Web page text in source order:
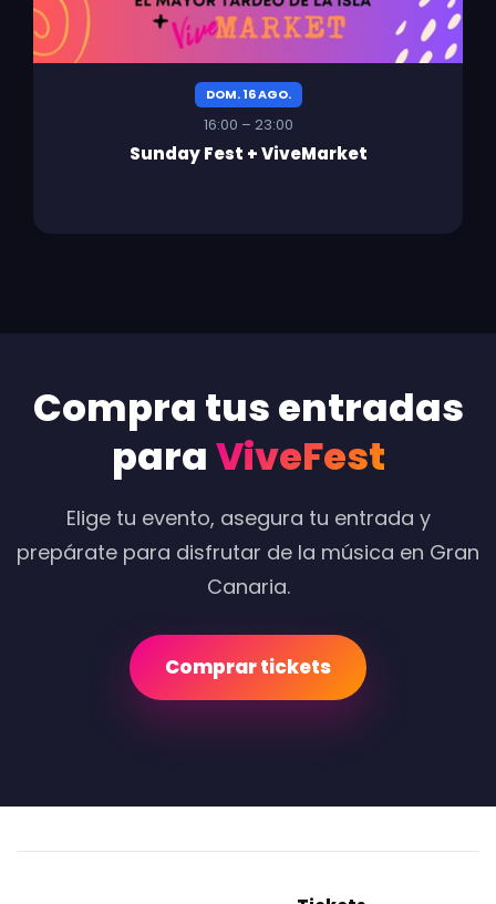
DOM. 16 AGO.
16:00 – 23:00
Sunday Fest + ViveMarket
Compra tus entradas
paraViveFest
Elige tu evento, asegura tu entrada y
prepárate para disfrutar de la música en Gran
Canaria.
Comprar tickets